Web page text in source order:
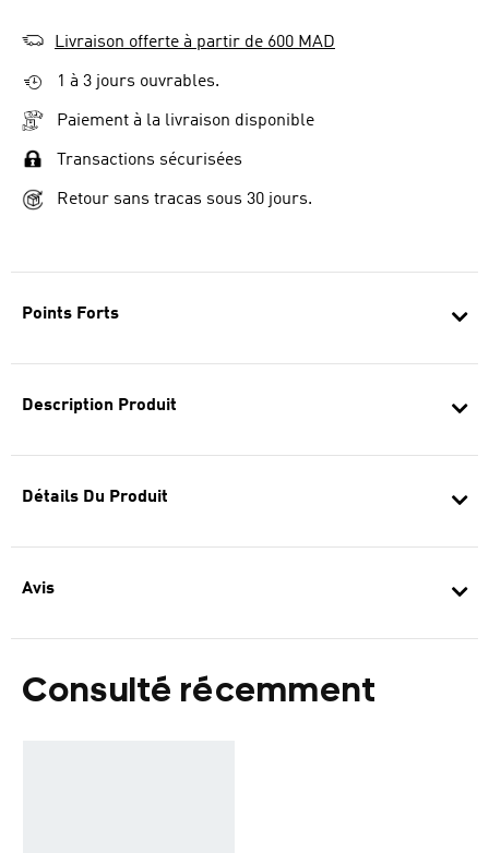
Points Forts
Description Produit
Détails Du Produit
Avis
Consulté récemment
Livraison offerte à partir de 600 MAD
1 à 3 jours ouvrables.
Paiement à la livraison disponible
Transactions sécurisées
Retour sans tracas sous 30 jours.